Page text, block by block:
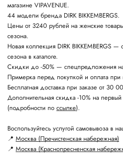
магазине VIPAVENUE.
44 модели бренда DIRK BIKKEMBERGS.
Цены от 3240 рублей на женские
сезона.
Новая коллекция DIRK BIKKEMBERGS
сезона в каталоге.
Скидки до -50% — спецпредложения на
Примерка перед покупкой и оплата при
Бесплатная доставка при заказе от 30
Дополнительная скидка -10% на
(подробности по ссылке).
Воспользуйтесь услугой самовывоза в
📍 Москва (Пречистенская набережная)
📍 Москва (Краснопресненская